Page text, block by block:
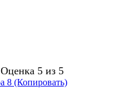
Оценка 5 из 5